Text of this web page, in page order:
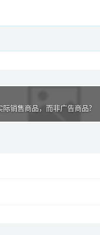
际销售商品，而非广告商品?